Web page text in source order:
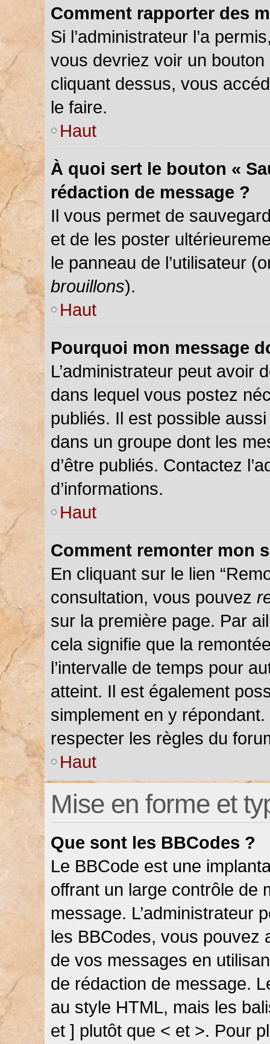
Comment rapporter des
Si l’administrateur l’a
vous devriez voir un
cliquant dessus, vous
le faire.
Haut
À quoi sert le bouton «
rédaction de message ?
Il vous permet de
et de les poster
le panneau de l’utilisateur
brouillons).
Haut
Pourquoi mon message
L’administrateur peut avoir
dans lequel vous postez
publiés. Il est possible
dans un groupe dont les
d’être publiés. Contactez
d’informations.
Haut
Comment remonter mon
En cliquant sur le lien
consultation, vous pouvez
sur la première page. Par
cela signifie que la
l’intervalle de temps pour
atteint. Il est également
simplement en y
respecter les règles du
Haut
Mise en forme et
Que sont les BBCodes ?
Le BBCode est une
offrant un large contrôle de
message. L’administrateur
les BBCodes, vous pouvez
de vos messages en
de rédaction de message.
au style HTML, mais les
et ] plutôt que < et >. Pour